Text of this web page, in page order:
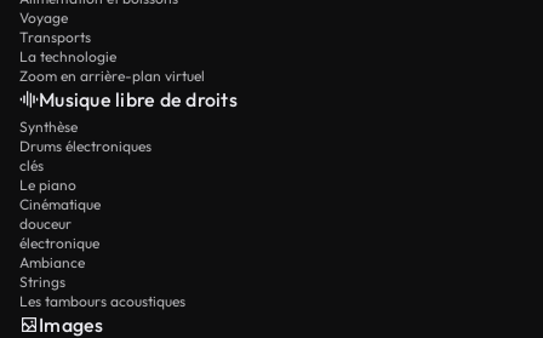
Voyage
Transports
La technologie
Zoom en arrière-plan virtuel
Musique libre de droits
Synthèse
Drums électroniques
clés
Le piano
Cinématique
douceur
électronique
Ambiance
Strings
Les tambours acoustiques
Images